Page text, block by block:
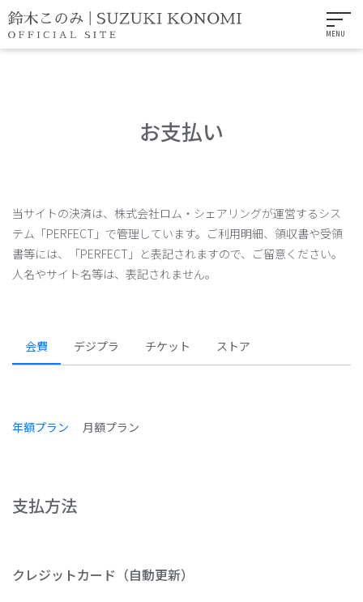
MENU
お支払い
当サイトの決済は、株式会社ロム・シェアリングが運営するシス
テム「PERFECT」で管理しています。ご利用明細、領収書や受領
書等には、「PERFECT」と表記されますので、ご留意ください。
人名やサイト名等は、表記されません。
会費 デジプラ チケット ストア
年額プラン 月額プラン
支払方法
クレジットカード（自動更新）